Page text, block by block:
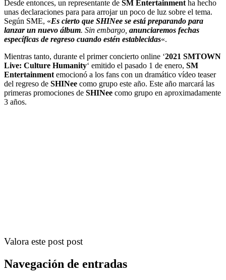
Desde entonces, un representante de SM Entertainment ha hecho
unas declaraciones para para arrojar un poco de luz sobre el tema.
Según SME, «Es cierto que SHINee se está preparando para
lanzar un nuevo álbum. Sin embargo, anunciaremos fechas
específicas de regreso cuando estén establecidas«.
Mientras tanto, durante el primer concierto online ‘2021 SMTOWN
Live: Culture Humanity‘ emitido el pasado 1 de enero, SM
Entertainment emocionó a los fans con un dramático vídeo teaser
del regreso de SHINee como grupo este año. Este año marcará las
primeras promociones de SHINee como grupo en aproximadamente
3 años.
Valora este post post
Navegación de entradas